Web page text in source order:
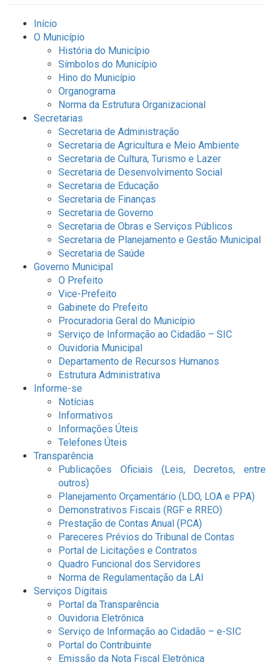
Início
O Município
História do Município
Símbolos do Município
Hino do Município
Organograma
Norma da Estrutura Organizacional
Secretarias
Secretaria de Administração
Secretaria de Agricultura e Meio Ambiente
Secretaria de Cultura, Turismo e Lazer
Secretaria de Desenvolvimento Social
Secretaria de Educação
Secretaria de Finanças
Secretaria de Governo
Secretaria de Obras e Serviços Públicos
Secretaria de Planejamento e Gestão Municipal
Secretaria de Saúde
Governo Municipal
O Prefeito
Vice-Prefeito
Gabinete do Prefeito
Procuradoria Geral do Município
Serviço de Informação ao Cidadão – SIC
Ouvidoria Municipal
Departamento de Recursos Humanos
Estrutura Administrativa
Informe-se
Notícias
Informativos
Informações Úteis
Telefones Úteis
Transparência
Publicações Oficiais (Leis, Decretos, entre
outros)
Planejamento Orçamentário (LDO, LOA e PPA)
Demonstrativos Fiscais (RGF e RREO)
Prestação de Contas Anual (PCA)
Pareceres Prévios do Tribunal de Contas
Portal de Licitações e Contratos
Quadro Funcional dos Servidores
Norma de Regulamentação da LAI
Serviços Digitais
Portal da Transparência
Ouvidoria Eletrônica
Serviço de Informação ao Cidadão – e-SIC
Portal do Contribuinte
Emissão da Nota Fiscal Eletrônica